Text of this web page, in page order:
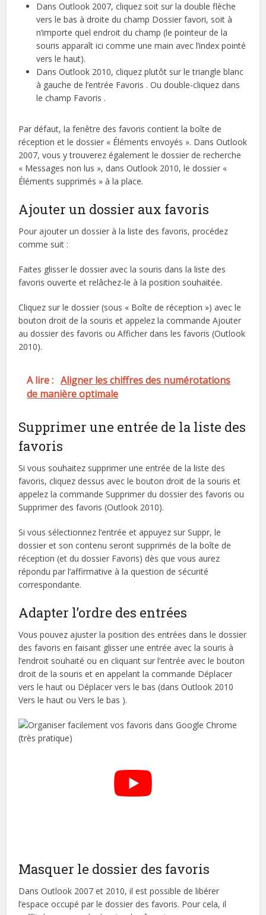
Dans Outlook 2007, cliquez soit sur la double flèche
vers le bas à droite du champ Dossier favori, soit à
n’importe quel endroit du champ (le pointeur de la
souris apparaît ici comme une main avec l’index pointé
vers le haut).
Dans Outlook 2010, cliquez plutôt sur le triangle blanc
à gauche de l’entrée Favoris . Ou double-cliquez dans
le champ Favoris .
Par défaut, la fenêtre des favoris contient la boîte de
réception et le dossier « Éléments envoyés ». Dans Outlook
2007, vous y trouverez également le dossier de recherche
« Messages non lus », dans Outlook 2010, le dossier «
Éléments supprimés » à la place.
Ajouter un dossier aux favoris
Pour ajouter un dossier à la liste des favoris, procédez
comme suit :
Faites glisser le dossier avec la souris dans la liste des
favoris ouverte et relâchez-le à la position souhaitée.
Cliquez sur le dossier (sous « Boîte de réception ») avec le
bouton droit de la souris et appelez la commande Ajouter
au dossier des favoris ou Afficher dans les favoris (Outlook
2010).
A lire : Aligner les chiffres des numérotations
de manière optimale
Supprimer une entrée de la liste des
favoris
Si vous souhaitez supprimer une entrée de la liste des
favoris, cliquez dessus avec le bouton droit de la souris et
appelez la commande Supprimer du dossier des favoris ou
Supprimer des favoris (Outlook 2010).
Si vous sélectionnez l’entrée et appuyez sur Suppr, le
dossier et son contenu seront supprimés de la boîte de
réception (et du dossier Favoris) dès que vous aurez
répondu par l’affirmative à la question de sécurité
correspondante.
Adapter l’ordre des entrées
Vous pouvez ajuster la position des entrées dans le dossier
des favoris en faisant glisser une entrée avec la souris à
l’endroit souhaité ou en cliquant sur l’entrée avec le bouton
droit de la souris et en appelant la commande Déplacer
vers le haut ou Déplacer vers le bas (dans Outlook 2010
Vers le haut ou Vers le bas ).
Masquer le dossier des favoris
Dans Outlook 2007 et 2010, il est possible de libérer
l’espace occupé par le dossier des favoris. Pour cela, il